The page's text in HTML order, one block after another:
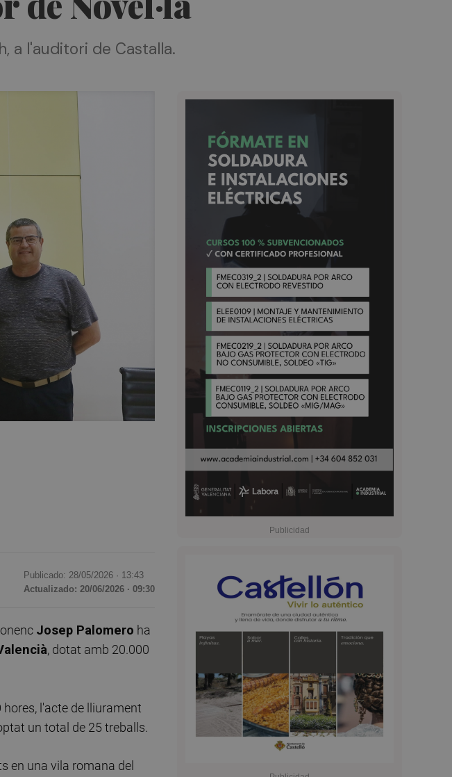
a l'auditori de Castalla.
Publicado: 28/05/2026 · 13:43
Actualizado: 20/06/2026 · 09:30
Josep Palomero ha
, dotat amb 20.000
l'acte de lliurament
un total de 25 treballs.
en una vila romana del